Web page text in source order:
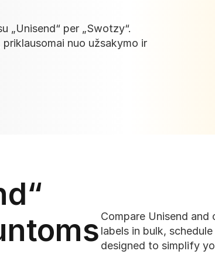
„Unisend“ per „Swotzy“.
nuo užsakymo ir
Compare Unisend and
labels in bulk,
designed to simplify